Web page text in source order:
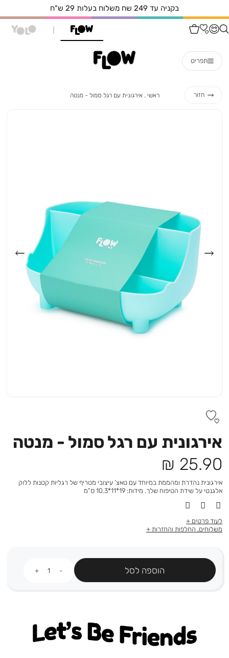
בקניה עד 249 שח משלוח בעלות 29 ש"ח
תפריט
חזור ראשי ראשי
אירגונית עם רגל סמול - מנטה
אירגונית עם רגל סמול - מנטה
מחיר
מוצר
25.90 ₪
אירגונית נהדרת ומהממת במיוחד עם טאצ’ עיצובי מטריף של רגליות קטנות ללוק
אלגנטי על שידת הטיפוח שלך. מידות: 19*11*10.3 ס”מ
לעוד פרטים
משלוחים, החלפות והחזרות
הוספה לסל
Let's be friends